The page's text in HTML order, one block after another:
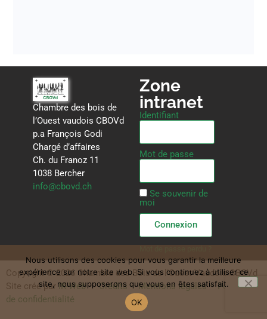
Chambre des bois de
l’Ouest vaudois CBOVd
p.a François Godi
Chargé d’affaires
Ch. du Franoz 11
1038 Bercher
info@cbovd.ch
Zone
intranet
Identifiant
Mot de passe
Se souvenir de
moi
Connexion
Copyright © 2026 Chambre des Bois de l’Ouest Vaudois CBOVd
Site créé parIK-Web–Crédits – Mentions légales – Politique
de confidentialité
Nous utilisons des cookies pour vous garantir la meilleure
expérience sur notre site web. Si vous continuez à utiliser ce
site, nous supposerons que vous en êtes satisfait.
OK